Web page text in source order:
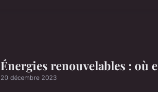
Énergies renouvelables : où
20 décembre 2023